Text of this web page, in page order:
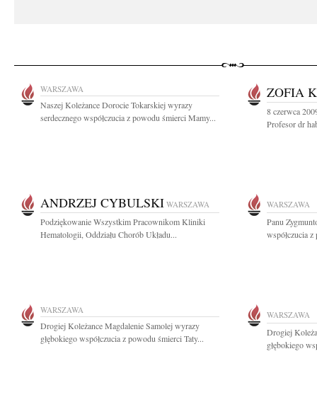
WARSZAWA
Naszej Koleżance Dorocie Tokarskiej wyrazy
serdecznego współczucia z powodu śmierci Mamy...
ZOFIA
8 czerwca
Profesor dr
ANDRZEJ CYBULSKI WARSZAWA
Podziękowanie Wszystkim Pracownikom Kliniki
Hematologii, Oddziału Chorób Układu...
WARSZAWA
Panu
współczucia
WARSZAWA
Drogiej Koleżance Magdalenie Samolej wyrazy
głębokiego współczucia z powodu śmierci Taty...
WARSZAWA
Drogiej
głębokiego